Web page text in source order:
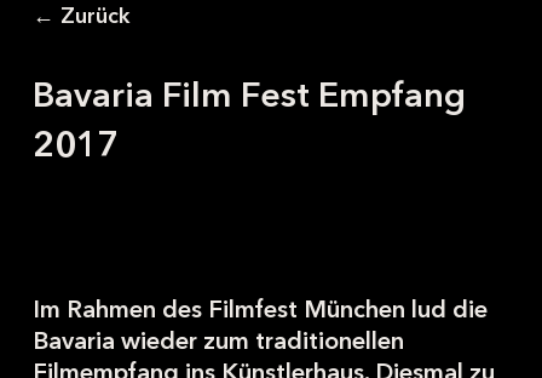
← Zurück
Bavaria Film Fest Empfang
2017
Im Rahmen des Filmfest München lud die
Bavaria wieder zum traditionellen
Filmempfang ins Künstlerhaus. Diesmal zu